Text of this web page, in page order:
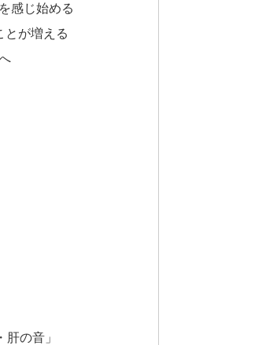
感じ始める
とが増える
の音」